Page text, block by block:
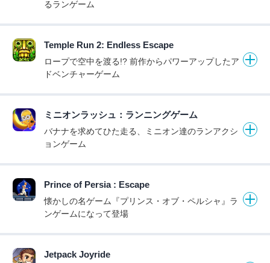
るランゲーム
Temple Run 2: Endless Escape
ロープで空中を渡る!? 前作からパワーアップしたア
ドベンチャーゲーム
ミニオンラッシュ：ランニングゲーム
バナナを求めてひた走る、ミニオン達のランアクシ
ョンゲーム
Prince of Persia : Escape
懐かしの名ゲーム『プリンス・オブ・ペルシャ』ラ
ンゲームになって登場
Jetpack Joyride